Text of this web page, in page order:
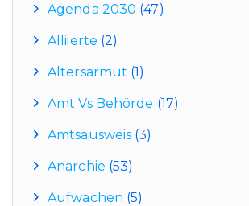
Agenda 2030 (47)
Alliierte (2)
Altersarmut (1)
Amt Vs Behörde (17)
Amtsausweis (3)
Anarchie (53)
Aufwachen (5)